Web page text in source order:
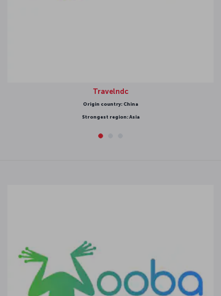
Travelndc
Origin country: China
Strongest region: Asia